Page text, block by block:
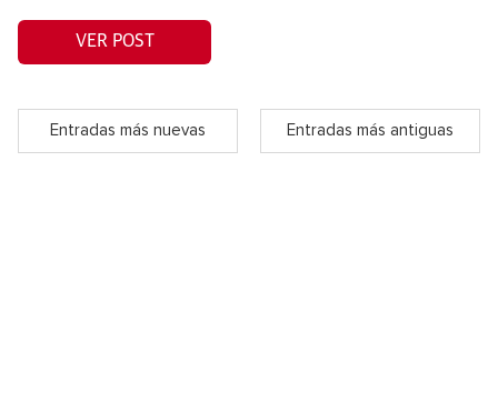
VER POST
Entradas más nuevas Entradas más antiguas